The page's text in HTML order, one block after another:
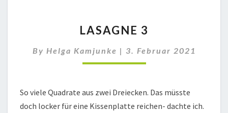
3
LASAGNE 3
By Helga Kamjunke | 3. Februar 2021
So viele Quadrate aus zwei Dreiecken. Das müsste
doch locker für eine Kissenplatte reichen- dachte ich.